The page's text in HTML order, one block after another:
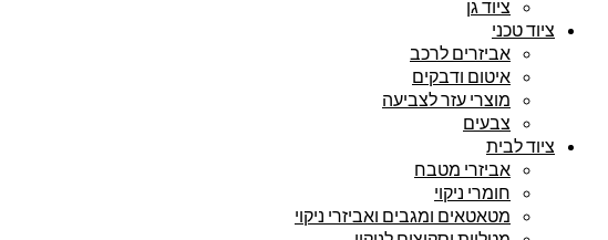
ציוד גן
ציוד טכני
אביזרים לרכב
איטום ודבקים
מוצרי עזר לצביעה
צבעים
ציוד לבית
אביזרי מטבח
חומרי ניקוי
מטאטאים ומגבים ואביזרי ניקוי